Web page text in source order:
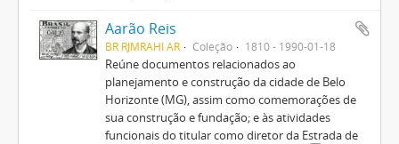
Aarão Reis
BR RJMRAHI AR Coleção 1810 - 1990-01-18
Reúne documentos relacionados ao
planejamento e construção da cidade de Belo
Horizonte (MG), assim como comemorações de
sua construção e fundação; e às atividades
funcionais do titular como diretor da Estrada de